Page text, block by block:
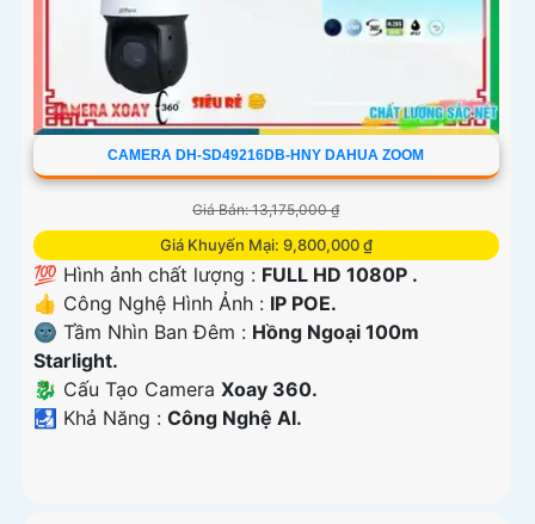
CAMERA DH-SD49216DB-HNY DAHUA ZOOM
Giá Bán: 13,175,000 ₫
Giá Khuyến Mại: 9,800,000 ₫
💯 Hình ảnh chất lượng : FULL HD 1080P .
👍 Công Nghệ Hình Ảnh : IP POE.
🌚 Tầm Nhìn Ban Đêm : Hồng Ngoại 100m
Starlight.
🐉️ Cấu Tạo Camera Xoay 360.
️🛃 Khả Năng : Công Nghệ AI.